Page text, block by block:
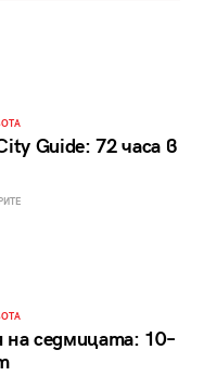
Guide: 72 часа в
седмицата: 10–